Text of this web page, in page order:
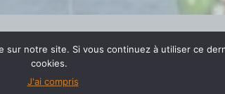
EMPLOI PACA |mentions légales
notre site. Si vous continuez à utiliser ce
cookies.
J'ai compris